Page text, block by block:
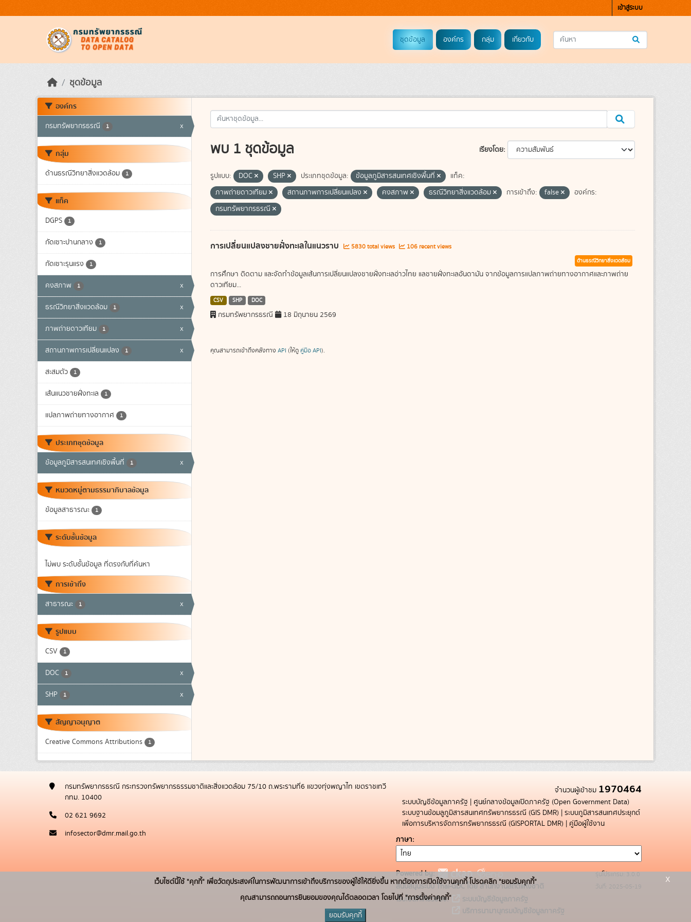
เข้าสู่ระบบ
ชุดข้อมูล องค์กร กลุ่ม เกี่ยวกับ
ชุดข้อมูล
องค์กร
กรมทรัพยากรธรณี 1 x
กลุ่ม
ด้านธรณีวิทยาสิ่งแวดล้อม 1
แท็ค
DGPS 1
กัดเซาะปานกลาง 1
กัดเซาะรุนแรง 1
คงสภาพ 1 x
ธรณีวิทยาสิ่งแวดล้อม 1 x
ภาพถ่ายดาวเทียม 1 x
สถานภาพการเปลี่ยนแปลง 1 x
สะสมตัว 1
เส้นแนวชายฝั่งทะเล 1
แปลภาพถ่ายทางอากาศ 1
ประเภทชุดข้อมูล
ข้อมูลภูมิสารสนเทศเชิงพื้นที่ 1 x
หมวดหมู่ตามธรรมาภิบาลข้อมูล
ข้อมูลสาธารณะ 1
ระดับชั้นข้อมูล
ไม่พบ ระดับชั้นข้อมูล ที่ตรงกับที่ค้นหา
การเข้าถึง
สาธารณะ 1 x
รูปแบบ
CSV 1
DOC 1 x
SHP 1 x
สัญญาอนุญาต
Creative Commons Attributions 1
เรียงโดย
พบ 1 ชุดข้อมูล
รูปแบบ: DOC SHP ประเภทชุดข้อมูล: ข้อมูลภูมิสารสนเทศเชิงพื้นที่
แท็ค:
ภาพถ่ายดาวเทียม
สถานภาพการเปลี่ยนแปลง คงสภาพ ธรณีวิทยาสิ่งแวดล้อม การเข้าถึง: false
องค์กร:
กรมทรัพยากรธรณี
การเปลี่ยนแปลงชายฝั่งทะเลในแนวราบ 5830 total views 106 recent views
ด้านธรณีวิทยาสิ่งแวดล้อม
การศึกษา ติดตาม และจัดทำข้อมูลเส้นการเปลี่ยนแปลงชายฝั่งทะเลอ่าวไทย แลชายฝั่งทะเลอันดามัน จากข้อมูลการแปลภาพถ่ายทางอากาศและภาพถ่าย
ดาวเทียม...
CSV SHP DOC
กรมทรัพยากรธรณี 18 มิถุนายน 2569
คุณสามารถเข้าถึงคลังทาง API (ให้ดู คู่มือ API).
กรมทรัพยากรธรณี กระทรวงทรัพยากรธรรมชาติและสิ่งแวดล้อม 75/10 ถ.พระรามที่6 แขวงทุ่งพญาไท เขตราชเทวี
กทม. 10400
02 621 9692
infosector@dmr.mail.go.th
จำนวนผู้เข้าชม 1970464
ระบบบัญชีข้อมูลภาครัฐ | ศูนย์กลางข้อมูลเปิดภาครัฐ (Open Government Data)
ระบบฐานข้อมลูภูมิสารสนเทศทรัพยากรธรณี (GIS DMR) | ระบบภูมิสารสนเทศประยุกต์
เพื่อการบริหารจัดการทรัพยากรธรณี (GISPORTAL DMR) | คู่มือผู้ใช้งาน
ภาษา
Powered by:
สนับสนุนระบบ Thai-GDC โดย สำนักงานสถิติแห่งชาติ
เว็บไซต์ที่เกี่ยวข้อง:
ระบบบัญชีข้อมูลภาครัฐ
บริการนามานุกรมบัญชีข้อมูลภาครัฐ
รุ่นโปรแกรม: 3.0.0
วันที่: 2025-05-19
เว็บไซต์นี้ใช้ "คุกกี้" เพื่อวัตถุประสงค์ในการพัฒนาการเข้าถึงบริการของผู้ใช้ให้ดียิ่งขึ้น หากต้องการเปิดใช้งานคุกกี้ โปรดคลิก "ยอมรับคุกกี้"
คุณสามารถถอนการยินยอมของคุณได้ตลอดเวลา โดยไปที่ "การตั้งค่าคุกกี้"
ยอมรับคุกกี้
x